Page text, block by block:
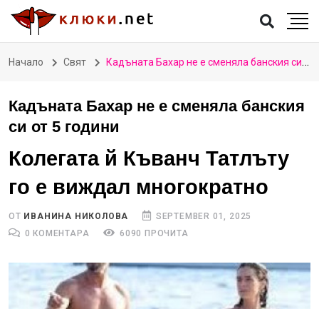
Начало Свят Кадъната Бахар не е сменяла банския си от 5 години
Кадъната Бахар не е сменяла банския
си от 5 години
Колегата й Къванч Татлъту
го е виждал многократно
ОТ ИВАНИНА НИКОЛОВА
SEPTEMBER 01, 2025
0 КОМЕНТАРА
6090 ПРОЧИТА